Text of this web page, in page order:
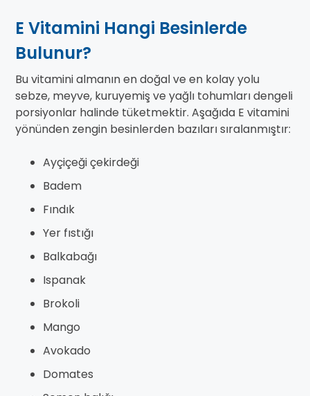
E Vitamini Hangi Besinlerde
Bulunur?
Bu vitamini almanın en doğal ve en kolay yolu
sebze, meyve, kuruyemiş ve yağlı tohumları dengeli
porsiyonlar halinde tüketmektir. Aşağıda E vitamini
yönünden zengin besinlerden bazıları sıralanmıştır:
Ayçiçeği çekirdeği
Badem
Fındık
Yer fıstığı
Balkabağı
Ispanak
Brokoli
Mango
Avokado
Domates